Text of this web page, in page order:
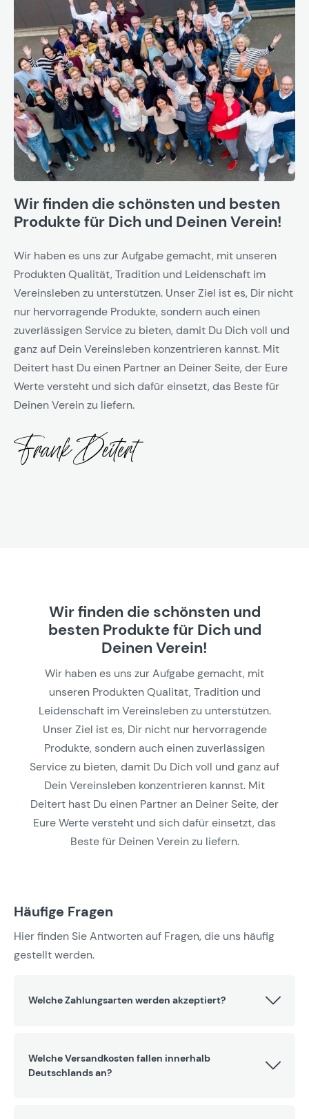
Wir finden die schönsten und besten
Produkte für Dich und Deinen Verein!
Wir haben es uns zur Aufgabe gemacht, mit unseren
Produkten Qualität, Tradition und Leidenschaft im
Vereinsleben zu unterstützen. Unser Ziel ist es, Dir nicht
nur hervorragende Produkte, sondern auch einen
zuverlässigen Service zu bieten, damit Du Dich voll und
ganz auf Dein Vereinsleben konzentrieren kannst. Mit
Deitert hast Du einen Partner an Deiner Seite, der Eure
Werte versteht und sich dafür einsetzt, das Beste für
Deinen Verein zu liefern.
Wir finden die schönsten und
besten Produkte für Dich und
Deinen Verein!
Wir haben es uns zur Aufgabe gemacht, mit
unseren Produkten Qualität, Tradition und
Leidenschaft im Vereinsleben zu unterstützen.
Unser Ziel ist es, Dir nicht nur hervorragende
Produkte, sondern auch einen zuverlässigen
Service zu bieten, damit Du Dich voll und ganz auf
Dein Vereinsleben konzentrieren kannst. Mit
Deitert hast Du einen Partner an Deiner Seite, der
Eure Werte versteht und sich dafür einsetzt, das
Beste für Deinen Verein zu liefern.
Häufige Fragen
Hier finden Sie Antworten auf Fragen, die uns häufig
gestellt werden.
Welche Zahlungsarten werden akzeptiert?
Welche Versandkosten fallen innerhalb
Deutschlands an?